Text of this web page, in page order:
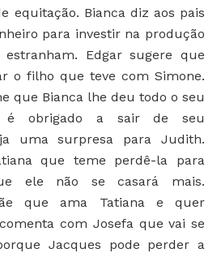
equitação. Bianca diz aos pais
para investir na produção
Edgar sugere que
o filho que teve com Simone.
que Bianca lhe deu todo o seu
é obrigado a sair de seu
uma surpresa para Judith.
que teme perdê-la para
ele não se casará mais.
que ama Tatiana e quer
com Josefa que vai se
Jacques pode perder a